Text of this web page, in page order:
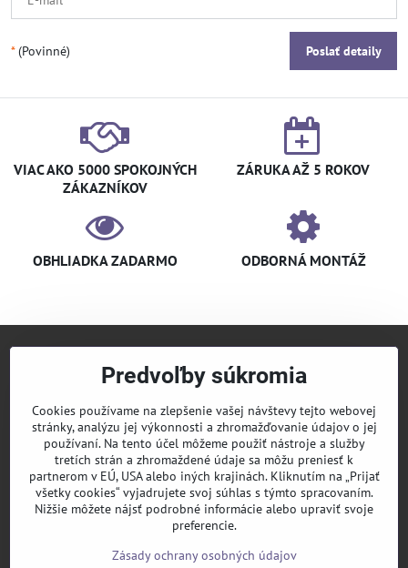
*(Povinné) Poslať detaily
VIAC AKO 5000 SPOKOJNÝCH
ZÁKAZNÍKOV
ZÁRUKA AŽ 5 ROKOV
OBHLIADKA ZADARMO ODBORNÁ MONTÁŽ
KLIMANIAK Pridajte sa k nám
Sledujte nás
Predvoľby súkromia
Cookies používame na zlepšenie vašej návštevy tejto webovej
stránky, analýzu jej výkonnosti a zhromažďovanie údajov o jej
používaní. Na tento účel môžeme použiť nástroje a služby
tretích strán a zhromaždené údaje sa môžu preniesť k
partnerom v EÚ, USA alebo iných krajinách. Kliknutím na „Prijať
všetky cookies“ vyjadrujete svoj súhlas s týmto spracovaním.
Nižšie môžete nájsť podrobné informácie alebo upraviť svoje
preferencie.
Zásady ochrany osobných údajov